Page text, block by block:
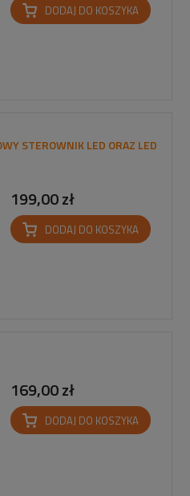
DODAJ DO KOSZYKA
STEROWNIK LED ORAZ LED
199,00 zł
DODAJ DO KOSZYKA
169,00 zł
DODAJ DO KOSZYKA